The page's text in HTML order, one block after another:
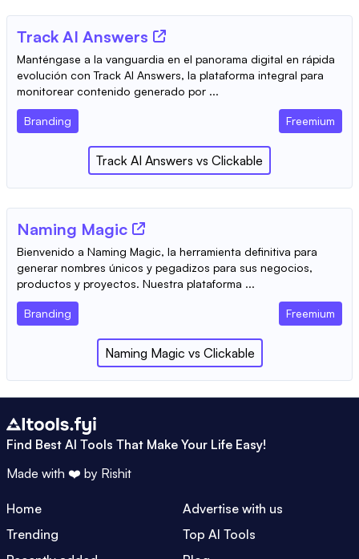
Track AI Answers
Manténgase a la vanguardia en el panorama digital en rápida
evolución con Track AI Answers, la plataforma integral para
monitorear contenido generado por ...
Branding Freemium
Track AI Answers vs Clickable
Naming Magic
Bienvenido a Naming Magic, la herramienta definitiva para
generar nombres únicos y pegadizos para sus negocios,
productos y proyectos. Nuestra plataforma ...
Branding Freemium
Naming Magic vs Clickable
Find Best AI Tools That Make Your Life Easy!
Made with ❤️ by Rishit
Home
Advertise with us
Trending
Top AI Tools